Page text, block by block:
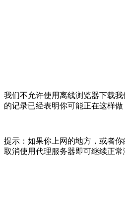
我们不允许使用离线浏览器下载
的记录已经表明你可能正在这样
提示：如果你上网的地方，或者
取消使用代理服务器即可继续正常